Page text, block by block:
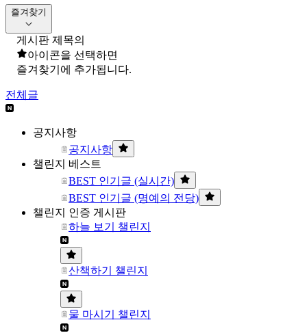
즐겨찾기
게시판 제목의
아이콘을 선택하면
즐겨찾기에 추가됩니다.
전체글
공지사항
공지사항
챌린지 베스트
BEST 인기글 (실시간)
BEST 인기글 (명예의 전당)
챌린지 인증 게시판
하늘 보기 챌린지
산책하기 챌린지
물 마시기 챌린지